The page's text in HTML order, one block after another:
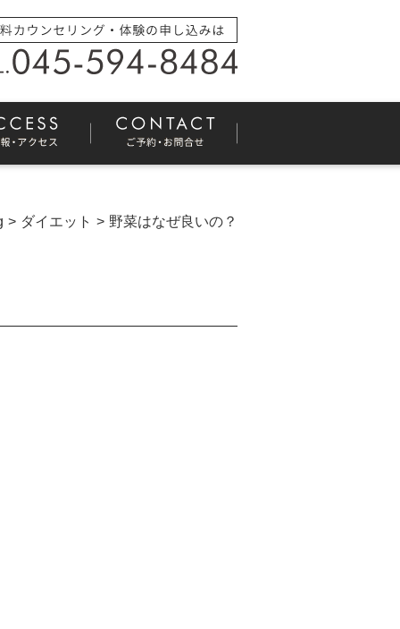
ダイエット 野菜はなぜ良いの？